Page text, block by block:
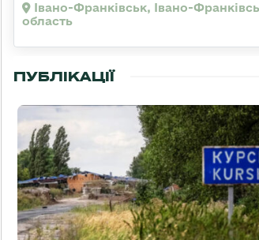
Івано-Франківськ, Івано-
область
ПУБЛІКАЦІЇ